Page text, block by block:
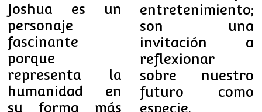
Joshua es un
personaje
fascinante
porque
representa la
humanidad en
su forma más
entretenimiento;
son una
invitación a
reflexionar
sobre nuestro
futuro como
especie.